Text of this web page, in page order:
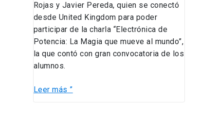
Rojas y Javier Pereda, quien se conectó
desde United Kingdom para poder
participar de la charla “Electrónica de
Potencia: La Magia que mueve al mundo”,
la que contó con gran convocatoria de los
alumnos.
Leer más ”